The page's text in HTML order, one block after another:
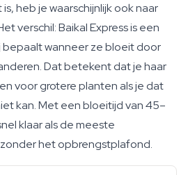
heb je waarschijnlijk ook naar
verschil: Baikal Express is een
wanneer ze bloeit door
Dat betekent dat je haar
voor grotere planten als je dat
kan. Met een bloeitijd van 45–
klaar als de meeste
het opbrengstplafond.